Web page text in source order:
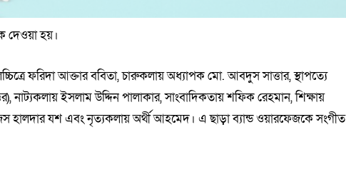
দেওয়া হয়।
ফরিদা আক্তার ববিতা, চারুকলায় অধ্যাপক মো. আবদুস সাত্তার, স্থাপত্যে
নাট্যকলায় ইসলাম উদ্দিন পালাকার, সাংবাদিকতায় শফিক রেহমান, শিক্ষায়
যশ এবং নৃত্যকলায় অর্থী আহমেদ। এ ছাড়া ব্যান্ড ওয়ারফেজকে সংগীত